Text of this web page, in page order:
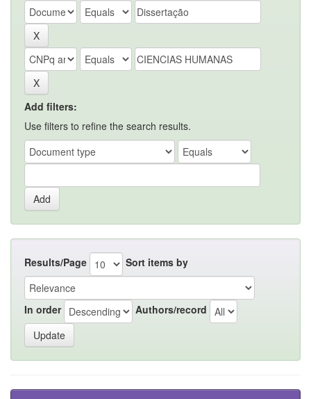
Add filters:
Use filters to refine the search results.
Results/Page Sort items by
In order Authors/record